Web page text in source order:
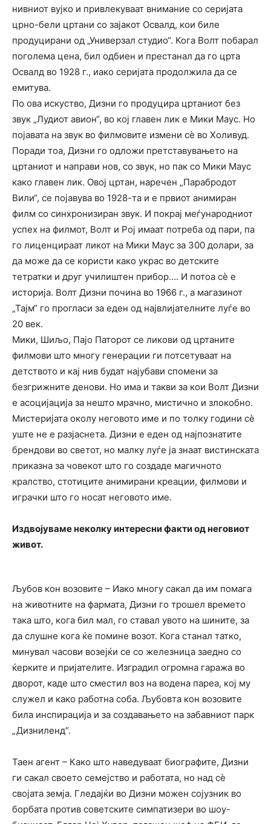
нивниот вујко и привлекуваат внимание со серијата
црно-бели цртани со зајакот Освалд, кои биле
продуцирани од „Универзал студио“. Кога Волт побарал
поголема цена, бил одбиен и престанал да го црта
Освалд во 1928 г., иако серијата продолжила да се
емитува.
По ова искуство, Дизни го продуцира цртаниот без
звук „Лудиот авион“, во кој главен лик е Мики Маус. Но
појавата на звук во филмовите измени сѐ во Холивуд.
Поради тоа, Дизни го одложи претставувањето на
цртаниот и направи нов, со звук, но пак со Мики Маус
како главен лик. Овој цртан, наречен „Парабродот
Вили“, се појавува во 1928-та и е првиот анимиран
филм со синхронизиран звук. И покрај меѓународниот
успех на филмот, Волт и Рој имаат потреба од пари, па
го лиценцираат ликот на Мики Маус за 300 долари, за
да може да се користи како украс во детските
тетратки и друг училиштен прибор…. И потоа сѐ е
историја. Волт Дизни почина во 1966 г., а магазинот
„Тајм“ го прогласи за еден од највлијателните луѓе во
20 век.
Мики, Шиљо, Пајо Паторот се ликови од цртаните
филмови што многу генерации ги потсетуваат на
детството и кај нив будат најубави спомени за
безгрижните денови. Но има и такви за кои Волт Дизни
е асоцијација за нешто мрачно, мистично и злокобно.
Мистеријата околу неговото име и по толку години сѐ
уште не е разјаснета. Дизни е еден од најпознатите
брендови во светот, но малку луѓе ја знаат вистинската
приказна за човекот што го создаде магичното
кралство, стотиците анимирани креации, филмови и
играчки што го носат неговото име.
Издвојуваме неколку интересни факти од неговиот
живот.
Љубов кон возовите – Иако многу сакал да им помага
на животните на фармата, Дизни го трошел времето
така што, кога бил мал, го ставал увото на шините, за
да слушне кога ќе помине возот. Кога станал татко,
минувал часови возејќи се со железница заедно со
ќерките и пријателите. Изградил огромна гаража во
дворот, каде што сместил воз на водена пареа, кој му
служел и како работна соба. Љубовта кон возовите
била инспирација и за создавањето на забавниот парк
„Дизниленд“.
Таен агент – Како што наведуваат биографите, Дизни
ги сакал своето семејство и работата, но над сѐ
својата земја. Гледајќи во Дизни можен сојузник во
борбата против советските симпатизери во шоу-